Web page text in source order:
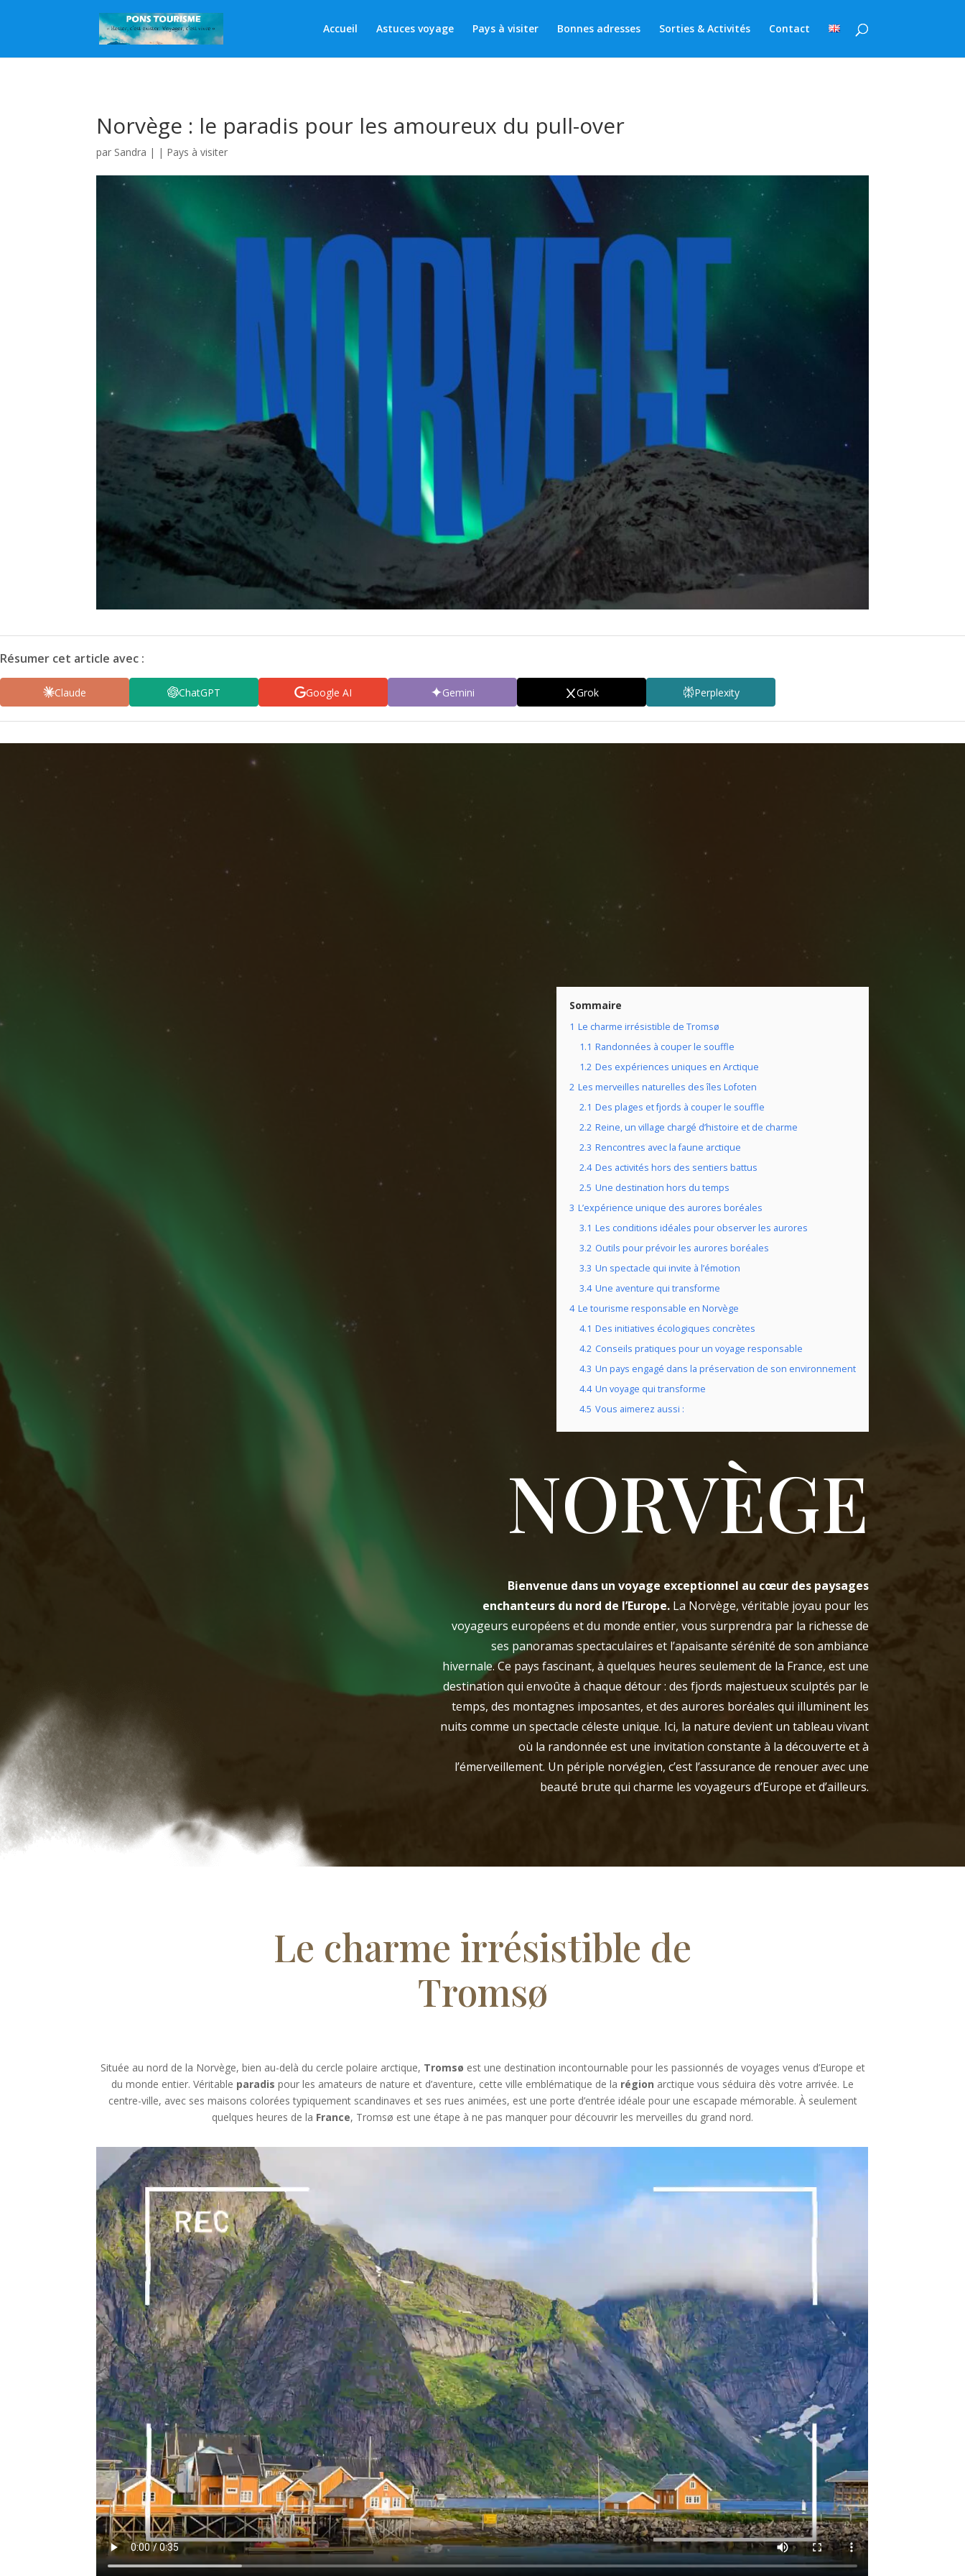
Accueil Astuces voyage Pays à visiter Bonnes adresses Sorties & Activités Contact
Norvège : le paradis pour les amoureux du pull-over
par Sandra | | Pays à visiter
Résumer cet article avec :
Claude ChatGPT Google AI Gemini Grok Perplexity
Sommaire
1 Le charme irrésistible de Tromsø
1.1 Randonnées à couper le souffle
1.2 Des expériences uniques en Arctique
2 Les merveilles naturelles des îles Lofoten
2.1 Des plages et fjords à couper le souffle
2.2 Reine, un village chargé d’histoire et de charme
2.3 Rencontres avec la faune arctique
2.4 Des activités hors des sentiers battus
2.5 Une destination hors du temps
3 L’expérience unique des aurores boréales
3.1 Les conditions idéales pour observer les aurores
3.2 Outils pour prévoir les aurores boréales
3.3 Un spectacle qui invite à l’émotion
3.4 Une aventure qui transforme
4 Le tourisme responsable en Norvège
4.1 Des initiatives écologiques concrètes
4.2 Conseils pratiques pour un voyage responsable
4.3 Un pays engagé dans la préservation de son environnement
4.4 Un voyage qui transforme
4.5 Vous aimerez aussi :
NORVÈGE
Bienvenue dans un voyage exceptionnel au cœur des paysages
enchanteurs du nord de l’Europe.La Norvège, véritable joyau pour les
voyageurs européens et du monde entier, vous surprendra par la richesse de
ses panoramas spectaculaires et l’apaisante sérénité de son ambiance
hivernale. Ce pays fascinant, à quelques heures seulement de la France, est une
destination qui envoûte à chaque détour : des fjords majestueux sculptés par le
temps, des montagnes imposantes, et des aurores boréales qui illuminent les
nuits comme un spectacle céleste unique. Ici, la nature devient un tableau vivant
où la randonnée est une invitation constante à la découverte et à
l’émerveillement. Un périple norvégien, c’est l’assurance de renouer avec une
beauté brute qui charme les voyageurs d’Europe et d’ailleurs.
Le charme irrésistible de
Tromsø
Située au nord de la Norvège, bien au-delà du cercle polaire arctique, Tromsø est une destination incontournable pour les passionnés de voyages venus d’Europe et
du monde entier. Véritable paradis pour les amateurs de nature et d’aventure, cette ville emblématique de la région arctique vous séduira dès votre arrivée. Le
centre-ville, avec ses maisons colorées typiquement scandinaves et ses rues animées, est une porte d’entrée idéale pour une escapade mémorable. À seulement
quelques heures de la France, Tromsø est une étape à ne pas manquer pour découvrir les merveilles du grand nord.